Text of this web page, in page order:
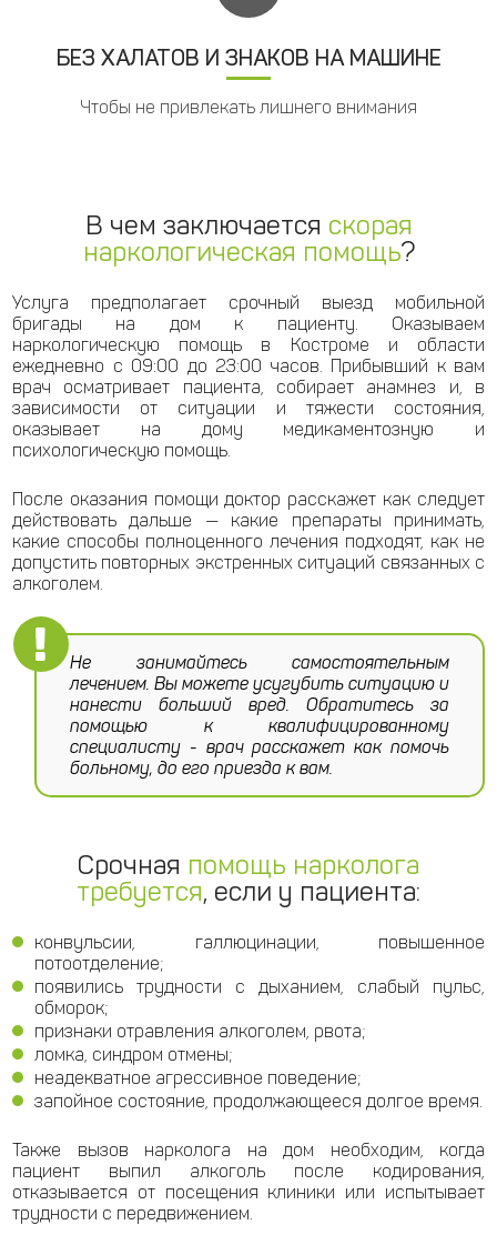
БЕЗ ХАЛАТОВ И ЗНАКОВ НА МАШИНЕ
Чтобы не привлекать лишнего внимания
В чем заключается скорая
наркологическая помощь?
Услуга предполагает срочный выезд мобильной
бригады на дом к пациенту. Оказываем
наркологическую помощь в Костроме и области
ежедневно с 09:00 до 23:00 часов. Прибывший к вам
врач осматривает пациента, собирает анамнез и, в
зависимости от ситуации и тяжести состояния,
оказывает на дому медикаментозную и
психологическую помощь.
После оказания помощи доктор расскажет как следует
действовать дальше — какие препараты принимать,
какие способы полноценного лечения подходят, как не
допустить повторных экстренных ситуаций связанных с
алкоголем.
Не занимайтесь самостоятельным
лечением. Вы можете усугубить ситуацию и
нанести больший вред. Обратитесь за
помощью к квалифицированному
специалисту - врач расскажет как помочь
больному, до его приезда к вам.
Срочная помощь нарколога
требуется, если у пациента:
конвульсии, галлюцинации, повышенное
потоотделение;
появились трудности с дыханием, слабый пульс,
обморок;
признаки отравления алкоголем, рвота;
ломка, синдром отмены;
неадекватное агрессивное поведение;
запойное состояние, продолжающееся долгое время.
Также вызов нарколога на дом необходим, когда
пациент выпил алкоголь после кодирования,
отказывается от посещения клиники или испытывает
трудности с передвижением.